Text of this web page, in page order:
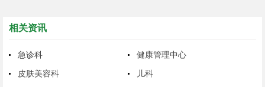
相关资讯
急诊科
健康管理中心
皮肤美容科
儿科